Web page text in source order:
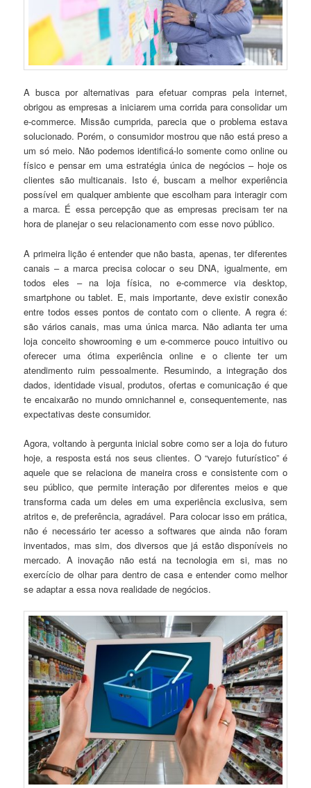
A busca por alternativas para efetuar compras pela internet,
obrigou as empresas a iniciarem uma corrida para consolidar um
e-commerce. Missão cumprida, parecia que o problema estava
solucionado. Porém, o consumidor mostrou que não está preso a
um só meio. Não podemos identificá-lo somente como online ou
físico e pensar em uma estratégia única de negócios – hoje os
clientes são multicanais. Isto é, buscam a melhor experiência
possível em qualquer ambiente que escolham para interagir com
a marca. É essa percepção que as empresas precisam ter na
hora de planejar o seu relacionamento com esse novo público.
A primeira lição é entender que não basta, apenas, ter diferentes
canais – a marca precisa colocar o seu DNA, igualmente, em
todos eles – na loja física, no e-commerce via desktop,
smartphone ou tablet. E, mais importante, deve existir conexão
entre todos esses pontos de contato com o cliente. A regra é:
são vários canais, mas uma única marca. Não adianta ter uma
loja conceito showrooming e um e-commerce pouco intuitivo ou
oferecer uma ótima experiência online e o cliente ter um
atendimento ruim pessoalmente. Resumindo, a integração dos
dados, identidade visual, produtos, ofertas e comunicação é que
te encaixarão no mundo omnichannel e, consequentemente, nas
expectativas deste consumidor.
Agora, voltando à pergunta inicial sobre como ser a loja do futuro
hoje, a resposta está nos seus clientes. O “varejo futurístico” é
aquele que se relaciona de maneira cross e consistente com o
seu público, que permite interação por diferentes meios e que
transforma cada um deles em uma experiência exclusiva, sem
atritos e, de preferência, agradável. Para colocar isso em prática,
não é necessário ter acesso a softwares que ainda não foram
inventados, mas sim, dos diversos que já estão disponíveis no
mercado. A inovação não está na tecnologia em si, mas no
exercício de olhar para dentro de casa e entender como melhor
se adaptar a essa nova realidade de negócios.